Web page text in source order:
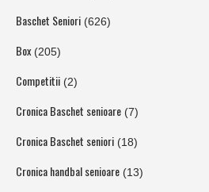
Baschet Seniori (626)
Box (205)
Competitii (2)
Cronica Baschet senioare (7)
Cronica Baschet seniori (18)
Cronica handbal senioare (13)